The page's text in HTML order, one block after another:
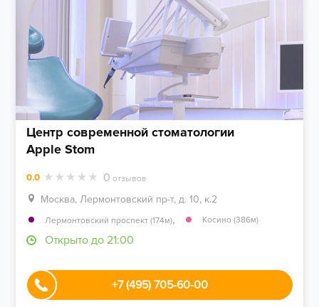
Центр современной стоматологии
Apple Stom
0.0 0 отзывов
Москва, Лермонтовский пр-т, д. 10, к.2
Лермонтовский проспект (174м), Косино (386м)
Открыто до 21:00
+7 (495) 705-60-00